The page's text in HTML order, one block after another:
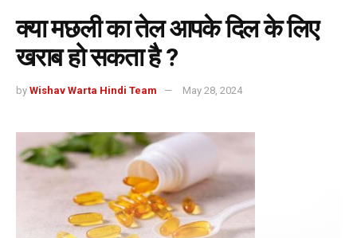
क्या मछली का तेल आपके दिल के लिए
खराब हो सकता है ?
by Wishav Warta Hindi Team May 28, 2024